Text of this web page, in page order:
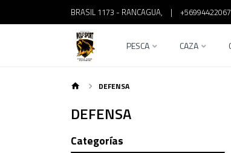
BRASIL 1173 - RANCAGUA, | +56994422067
PESCA CAZA
DEFENSA
DEFENSA
Categorías